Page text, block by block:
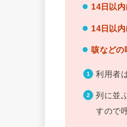
14日以
14日以
咳など
利用者
列に並
すので